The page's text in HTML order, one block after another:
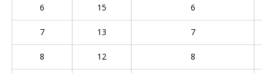
6 15 6
7 13 7
8 12 8